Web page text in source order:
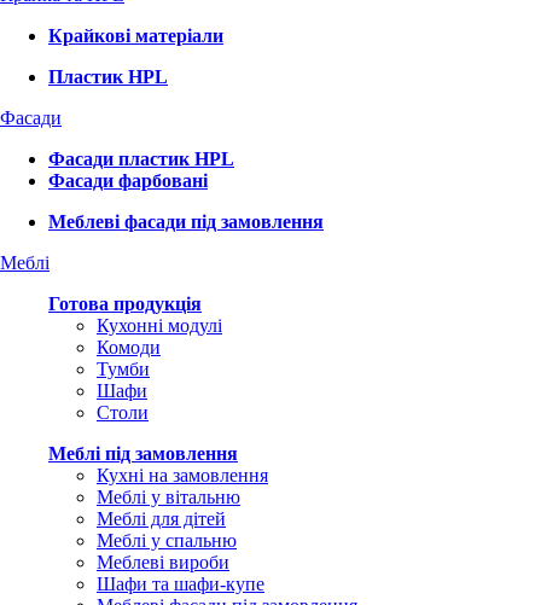
Крайкові матеріали
Пластик HPL
Фасади
Фасади пластик HPL
Фасади фарбовані
Меблеві фасади під замовлення
Меблі
Готова продукція
Кухонні модулі
Комоди
Тумби
Шафи
Столи
Меблі під замовлення
Кухні на замовлення
Меблі у вітальню
Меблі для дітей
Меблі у спальню
Меблеві вироби
Шафи та шафи-купе